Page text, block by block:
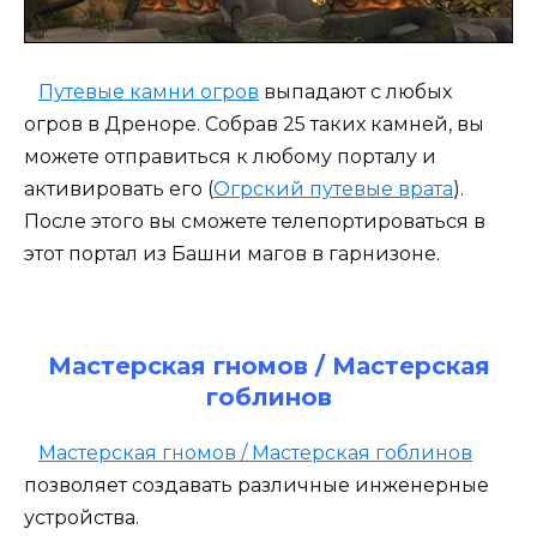
Путевые камни огров выпадают с любых
огров в Дреноре. Собрав 25 таких камней, вы
можете отправиться к любому порталу и
активировать его (Огрский путевые врата).
После этого вы сможете телепортироваться в
этот портал из Башни магов в гарнизоне.
Мастерская гномов / Мастерская
гоблинов
Мастерская гномов / Мастерская гоблинов
позволяет создавать различные инженерные
устройства.